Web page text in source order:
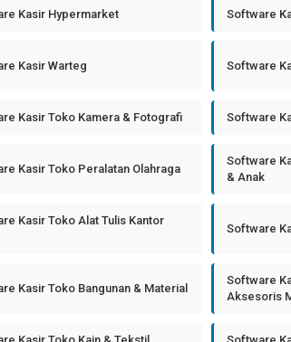
Kasir Hypermarket Software
Kasir Warteg Software
Kasir Toko Kamera & Fotografi Software
Kasir Toko Peralatan Olahraga
Software
& Anak
Kasir Toko Alat Tulis Kantor
Software
Kasir Toko Bangunan & Material
Software
Aksesoris